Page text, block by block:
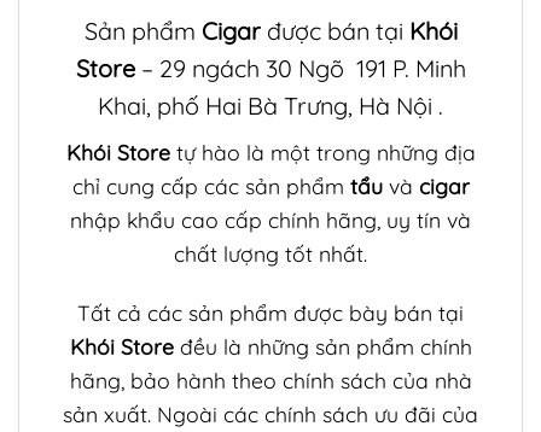
Sản phẩm Cigar được bán tại Khói
Store– 29 ngách 30 Ngõ 191 P. Minh
Khai, phố Hai Bà Trưng, Hà Nội .
Khói Storetự hào là một trong những địa
chỉ cung cấp các sản phẩm tẩu và cigar
nhập khẩu cao cấp chính hãng, uy tín và
chất lượng tốt nhất.
Tất cả các sản phẩm được bày bán tại
Khói Stoređều là những sản phẩm chính
hãng, bảo hành theo chính sách của nhà
sản xuất. Ngoài các chính sách ưu đãi của